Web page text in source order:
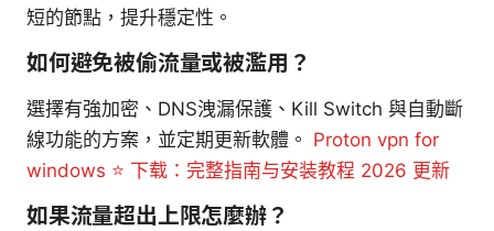
短的節點，提升穩定性。
如何避免被偷流量或被濫用？
選擇有強加密、DNS洩漏保護、Kill Switch 與自動斷
線功能的方案，並定期更新軟體。 Proton vpn for
windows ⭐ 下载：完整指南与安装教程 2026 更新
如果流量超出上限怎麼辦？